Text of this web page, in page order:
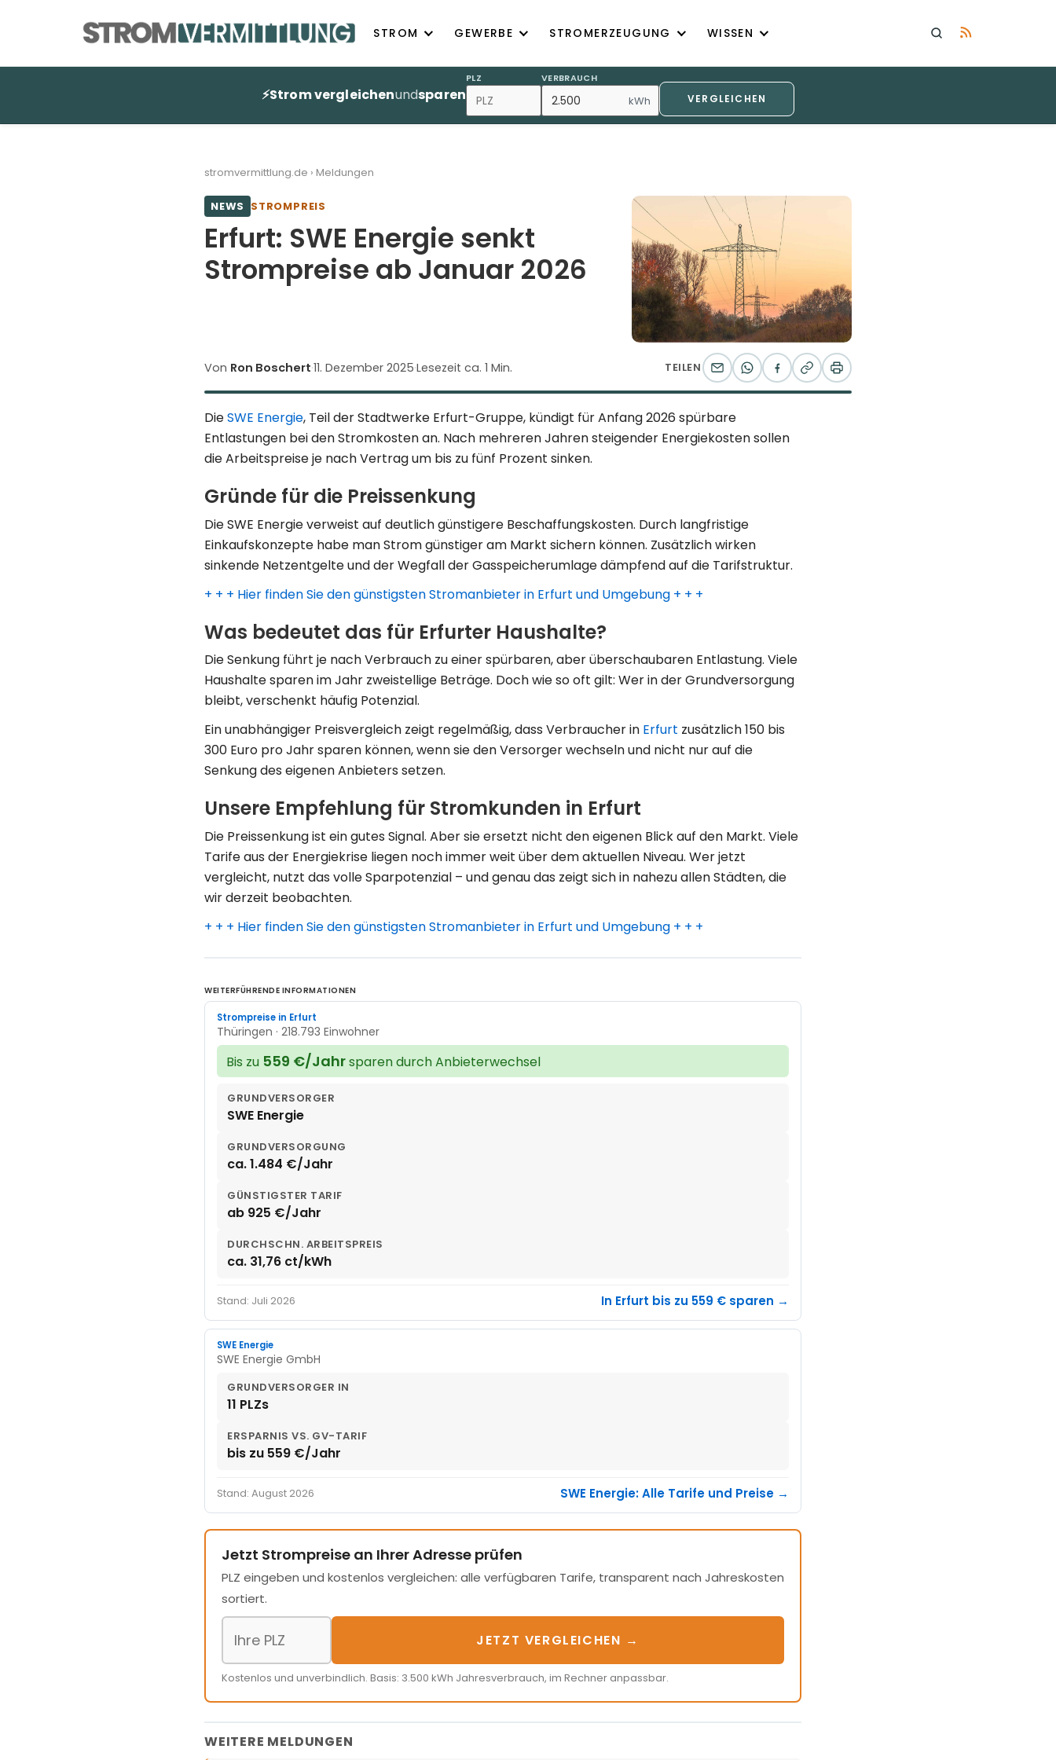
STROM GEWERBE STROMERZEUGUNG WISSEN
⚡Strom vergleichenundsparen
PLZ VERBRAUCH
kWh VERGLEICHEN
stromvermittlung.de › Meldungen
NEWS STROMPREIS
Erfurt: SWE Energie senkt
Strompreise ab Januar 2026
Von Ron Boschert·11. Dezember 2025·Lesezeit ca. 1 Min. TEILEN
DieSWE Energie, Teil der Stadtwerke Erfurt-Gruppe, kündigt für Anfang 2026 spürbare
Entlastungen bei den Stromkosten an. Nach mehreren Jahren steigender Energiekosten sollen
die Arbeitspreise je nach Vertrag um bis zu fünf Prozent sinken.
Gründe für die Preissenkung
Die SWE Energie verweist auf deutlich günstigere Beschaffungskosten. Durch langfristige
Einkaufskonzepte habe man Strom günstiger am Markt sichern können. Zusätzlich wirken
sinkende Netzentgelte und der Wegfall der Gasspeicherumlage dämpfend auf die Tarifstruktur.
+ + + Hier finden Sie den günstigsten Stromanbieter in Erfurt und Umgebung + + +
Was bedeutet das für Erfurter Haushalte?
Die Senkung führt je nach Verbrauch zu einer spürbaren, aber überschaubaren Entlastung. Viele
Haushalte sparen im Jahr zweistellige Beträge. Doch wie so oft gilt: Wer in der Grundversorgung
bleibt, verschenkt häufig Potenzial.
Ein unabhängiger Preisvergleich zeigt regelmäßig, dass Verbraucher in Erfurt zusätzlich 150 bis
300 Euro pro Jahr sparen können, wenn sie den Versorger wechseln und nicht nur auf die
Senkung des eigenen Anbieters setzen.
Unsere Empfehlung für Stromkunden in Erfurt
Die Preissenkung ist ein gutes Signal. Aber sie ersetzt nicht den eigenen Blick auf den Markt. Viele
Tarife aus der Energiekrise liegen noch immer weit über dem aktuellen Niveau. Wer jetzt
vergleicht, nutzt das volle Sparpotenzial – und genau das zeigt sich in nahezu allen Städten, die
wir derzeit beobachten.
+ + + Hier finden Sie den günstigsten Stromanbieter in Erfurt und Umgebung + + +
WEITERFÜHRENDE INFORMATIONEN
Strompreise in Erfurt
Thüringen · 218.793 Einwohner
Bis zu 559 €/Jahrsparen durch Anbieterwechsel
GRUNDVERSORGER
SWE Energie
GRUNDVERSORGUNG
ca. 1.484 €/Jahr
GÜNSTIGSTER TARIF
ab 925 €/Jahr
DURCHSCHN. ARBEITSPREIS
ca. 31,76 ct/kWh
Stand: Juli 2026 In Erfurt bis zu 559 € sparen →
SWE Energie
SWE Energie GmbH
GRUNDVERSORGER IN
11 PLZs
ERSPARNIS VS. GV-TARIF
bis zu 559 €/Jahr
Stand: August 2026 SWE Energie: Alle Tarife und Preise →
Jetzt Strompreise an Ihrer Adresse prüfen
PLZ eingeben und kostenlos vergleichen: alle verfügbaren Tarife, transparent nach Jahreskosten
sortiert.
JETZT VERGLEICHEN →
Kostenlos und unverbindlich. Basis: 3.500 kWh Jahresverbrauch, im Rechner anpassbar.
WEITERE MELDUNGEN